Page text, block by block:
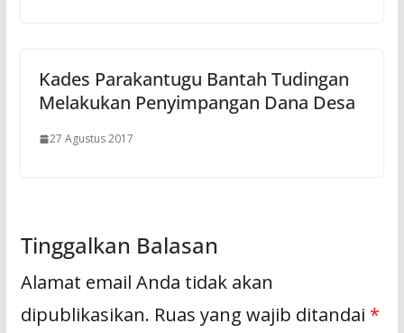
Kades Parakantugu Bantah Tudingan
Melakukan Penyimpangan Dana Desa
27 Agustus 2017
Tinggalkan Balasan
Alamat email Anda tidak akan
dipublikasikan. Ruas yang wajib ditandai *